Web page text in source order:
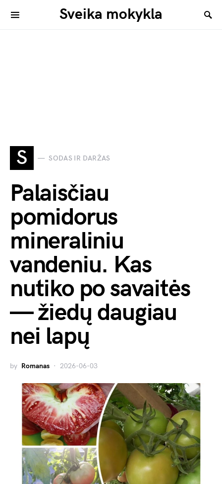
Sveika mokykla
S SODAS IR DARŽAS
Palaisčiau
pomidorus
mineraliniu
vandeniu. Kas
nutiko po savaitės
— žiedų daugiau
nei lapų
by Romanas 2026-06-03